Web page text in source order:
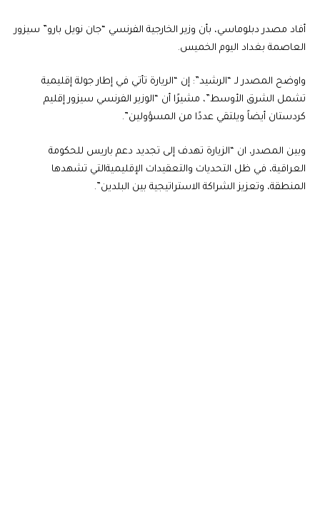
أفاد مصدر دبلوماسي، بأن وزير الخارجية الفرنسي “جان نويل بارو” سيزور
العاصمة بغداد اليوم الخميس.
واوضح المصدر لـ “الرشيد”: إن “الريارة تأتي في إطار جولة إقليمية
تشمل الشرق الأوسط”، مشيرًا أن “الوزير الفرنسي سيزور إقليم
كردستان أيضاً ويلتقي عددًا من المسؤولين”.
وبين المصدر، ان “الزيارة تهدف إلى تجديد دعم باريس للحكومة
العراقية، في ظل التحديات والتعقيدات الإقليميةالتي تشهدها
المنطقة، وتعزيز الشراكة الاستراتيجية بين البلدين”.